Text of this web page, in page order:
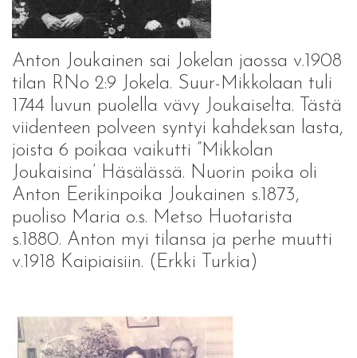
Anton Joukainen sai Jokelan jaossa v.1908
tilan RNo 2:9 Jokela. Suur-Mikkolaan tuli
1744 luvun puolella vävy Joukaiselta. Tästä
viidenteen polveen syntyi kahdeksan lasta,
joista 6 poikaa vaikutti ”Mikkolan
Joukaisina’ Häsälässä. Nuorin poika oli
Anton Eerikinpoika Joukainen s.1873,
puoliso Maria o.s. Metso Huotarista
s.1880. Anton myi tilansa ja perhe muutti
v.1918 Kaipiaisiin. (Erkki Turkia)